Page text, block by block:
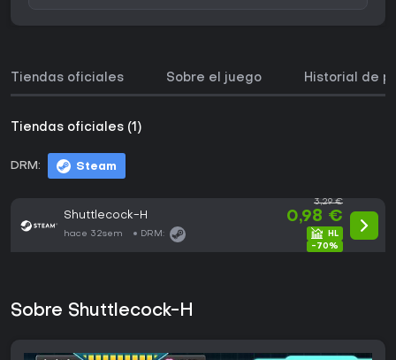
Tiendas oficiales Sobre el juego Historial de
Tiendas oficiales (1)
DRM: Steam
Shuttlecock-H
hace 32sem DRM:
3,29 €
0,98 €
-70%
Sobre Shuttlecock-H